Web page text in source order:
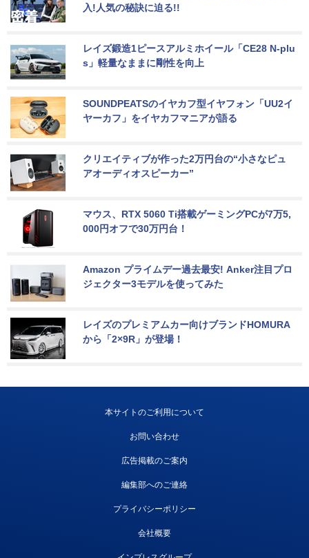
入!人気の秘訣に迫る!!
レイズ鍛造1ピースアルミホイール「CE28 N-plu
s」軽量なままに剛性を向上
SOUNDPEATSのイヤカフ型イヤフォン「UU2イ
ヤーカフ」をイヤカフマニアが語る
クリエイティブが作った2万円台の“小さなピュ
アオーディオスピーカー”
マウス、RTX 5060 Ti搭載ゲーミングPCが7万5,
000円オフで30万円台！
Amazon プライムデー過去最安! Anker注目プロ
ジェクター3モデルを使ってみた
レイズのプレミアムカー向けブランドHOMURA
から「2×9R」が登場！
本サイトのご利用について
お問い合わせ
広告掲載のご案内
編集部へのご連絡
プライバシーポリシー
会社概要